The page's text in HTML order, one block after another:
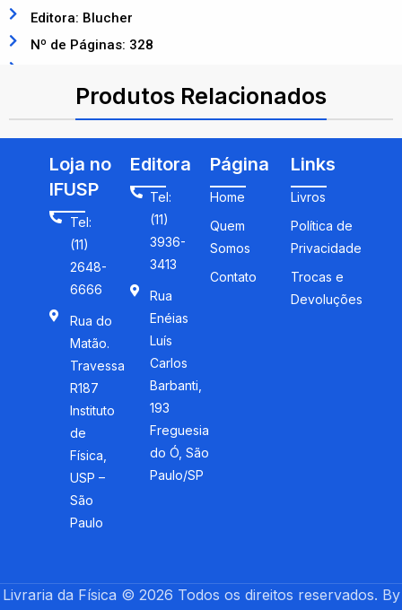
Editora: Blucher
Nº de Páginas: 328
Produtos Relacionados
Loja no
IFUSP
Tel:
(11)
2648-
6666
Rua do
Matão.
Travessa
R187
Instituto
de
Física,
USP –
São
Paulo
Editora
Tel:
(11)
3936-
3413
Rua
Enéias
Luís
Carlos
Barbanti,
193
Freguesia
do Ó, São
Paulo/SP
Página
Home
Quem
Somos
Contato
Links
Livros
Política de
Privacidade
Trocas e
Devoluções
Livraria da Física © 2026 Todos os direitos reservados. By